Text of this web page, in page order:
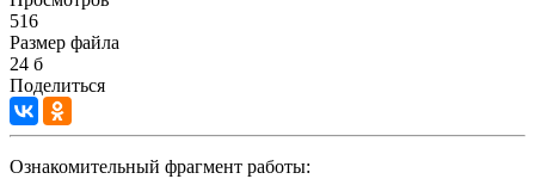
516
Размер файла
24 б
Поделиться
Ознакомительный фрагмент работы: